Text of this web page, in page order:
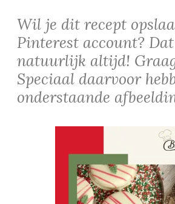
Wil je dit recept
Pinterest account?
natuurlijk altijd!
Speciaal daarvoor
onderstaande